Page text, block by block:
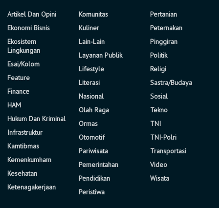
Artikel Dan Opini
Ekonomi Bisnis
Ekosistem
Lingkungan
Esai/Kolom
Feature
Finance
HAM
Hukum Dan Kriminal
Infrastruktur
Kamtibmas
Kemenkumham
Kesehatan
Ketenagakerjaan
Komunitas
Kuliner
Lain-Lain
Layanan Publik
Lifestyle
Literasi
Nasional
Olah Raga
Ormas
Otomotif
Pariwisata
Pemerintahan
Pendidikan
Peristiwa
Pertanian
Peternakan
Pinggiran
Politik
Religi
Sastra/Budaya
Sosial
Tekno
TNI
TNI-Polri
Transportasi
Video
Wisata